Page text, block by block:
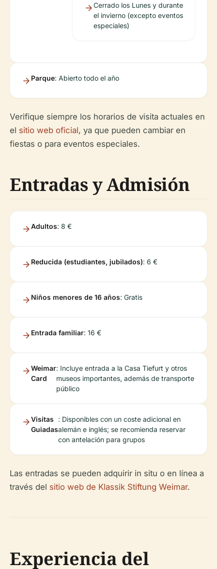
Cerrado los Lunes y durante
el invierno (excepto eventos
especiales)
Parque: Abierto todo el año
Verifique siempre los horarios de visita actuales en
el sitio web oficial, ya que pueden cambiar en
fiestas o para eventos especiales.
Entradas y Admisión
Adultos: 8 €
Reducida (estudiantes, jubilados): 6 €
Niños menores de 16 años: Gratis
Entrada familiar: 16 €
Weimar
Card
: Incluye entrada a la Casa Tiefurt y otros
museos importantes, además de transporte
público
Visitas
Guiadas
: Disponibles con un coste adicional en
alemán e inglés; se recomienda reservar
con antelación para grupos
Las entradas se pueden adquirir in situ o en línea a
través del sitio web de Klassik Stiftung Weimar.
Experiencia del